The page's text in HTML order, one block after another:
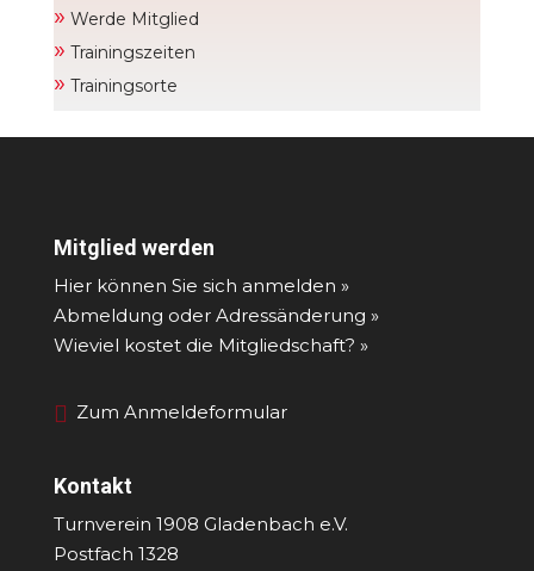
» Werde Mitglied
» Trainingszeiten
» Trainingsorte
Mitglied werden
Hier können Sie sich anmelden »
Abmeldung oder Adressänderung »
Wieviel kostet die Mitgliedschaft? »
Zum Anmeldeformular
Kontakt
Turnverein 1908 Gladenbach e.V.
Postfach 1328